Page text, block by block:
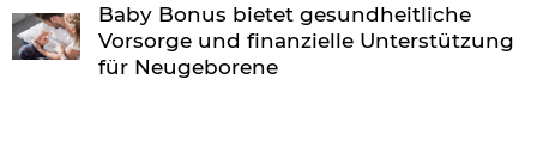
Baby Bonus bietet gesundheitliche
Vorsorge und finanzielle Unterstützung
für Neugeborene